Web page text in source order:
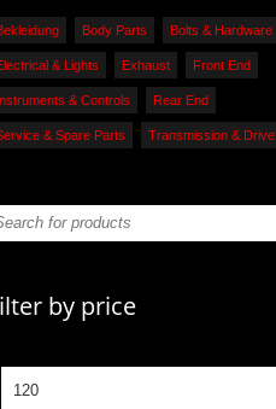
Body Parts Bolts & Hardware
& Lights Exhaust Front End
& Controls Rear End
& Spare Parts Transmission & Drive
by price